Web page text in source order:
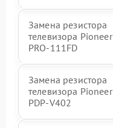
Замена резистора
телевизора Pioneer
PRO-111FD
Замена резистора
телевизора Pioneer
PDP-V402